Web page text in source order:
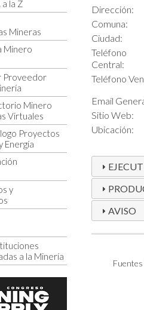
la Z
Mineras
Minero
Proveedor
Minero
Virtuales
Proyectos
Energía
y
a la Minería
Dirección:
Comuna:
Ciudad:
Teléfono
Central:
Teléfono
Email
Sitio Web:
Ubicación:
AVISO